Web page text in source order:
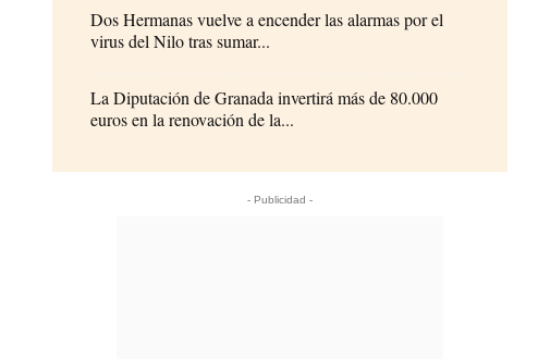
Dos Hermanas vuelve a encender las alarmas por el
virus del Nilo tras sumar...
La Diputación de Granada invertirá más de 80.000
euros en la renovación de la...
- Publicidad -